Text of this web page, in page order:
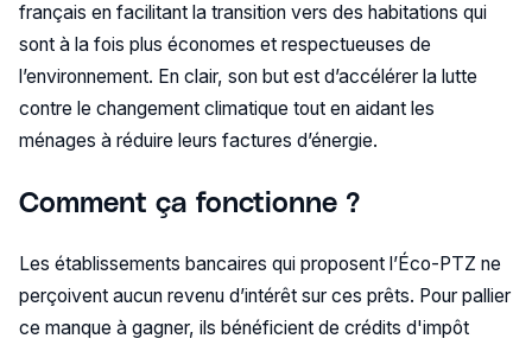
français en facilitant la transition vers des habitations qui
sont à la fois plus économes et respectueuses de
l’environnement. En clair, son but est d’accélérer la lutte
contre le changement climatique tout en aidant les
ménages à réduire leurs factures d’énergie.
Comment ça fonctionne ?
Les établissements bancaires qui proposent l’Éco-PTZ ne
perçoivent aucun revenu d’intérêt sur ces prêts. Pour pallier
ce manque à gagner, ils bénéficient de crédits d'impôt